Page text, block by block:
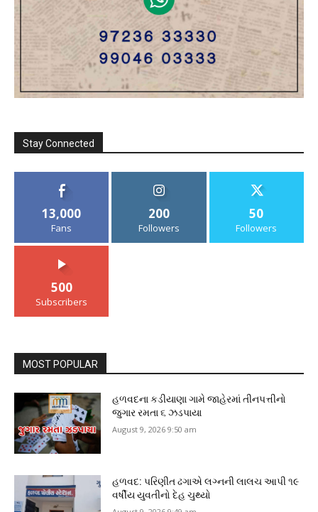
Stay Connected
13,000
Fans
200
Followers
50
Followers
500
Subscribers
MOST POPULAR
હળવદના કડીયાણા ગામે જાહેરમાં તીનપત્તીનો
જુગાર રમતા ૬ ઝડપાયા
August 9, 2026 9:50 am
હળવદ: પરિણીત ઢગાએ લગ્નની લાલચ આપી ૧૯
વર્ષીય યુવતીનો દેહ ચુથ્યો